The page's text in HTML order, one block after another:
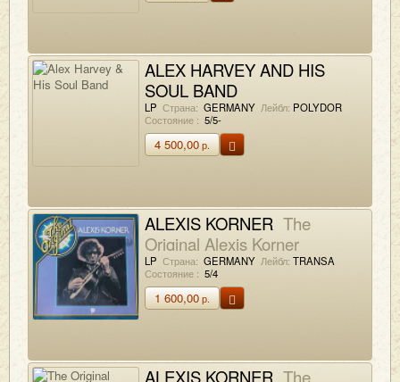
ALEX HARVEY AND HIS
SOUL BAND
Alex Harvey & His Soul Band
LP Страна: GERMANY Лейбл: POLYDOR
Состояние : 5/5-
4 500,00р.
ALEXIS KORNER The
Original Alexis Korner
LP Страна: GERMANY Лейбл: TRANSA
Состояние : 5/4
1 600,00р.
ALEXIS KORNER The